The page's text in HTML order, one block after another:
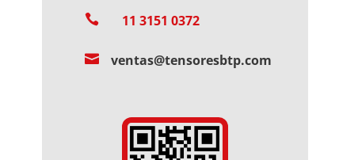
 11 3151 0372
 ventas@tensoresbtp.com